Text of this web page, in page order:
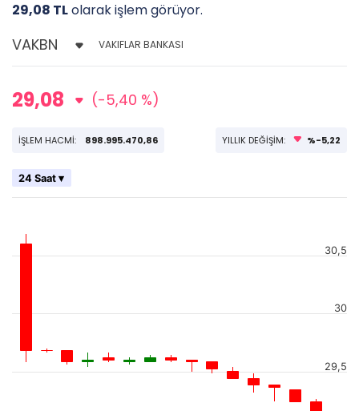
29,08 TLolarak işlem görüyor.
VAKIFLAR BANKASI
29,08 (-5,40 %)
İŞLEM HACMİ: 898.995.470,86 YILLIK DEĞİŞİM: %-5,22
24 Saat ▾
29,5
30
30,5